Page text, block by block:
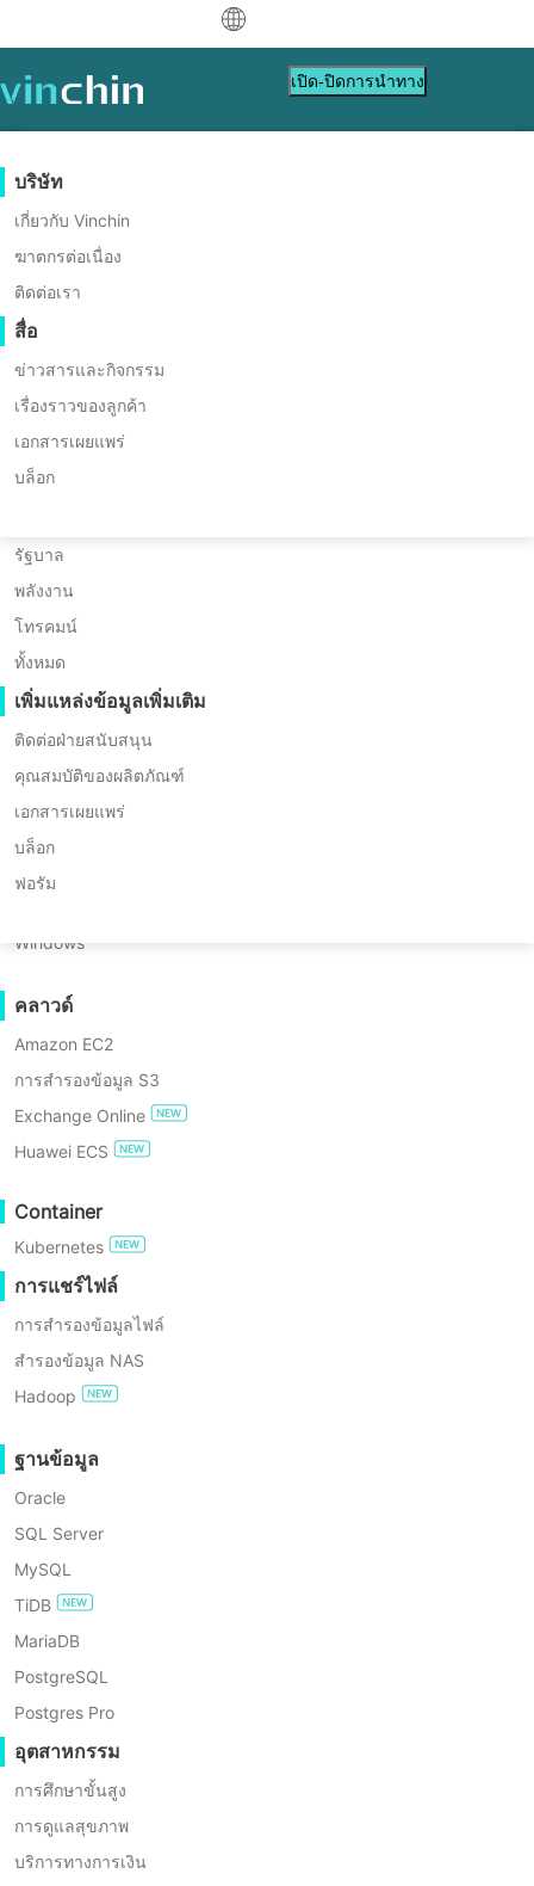
ดาวน์โหลด
การ ติดต่อ
การปกป้องข้อมูล
Backup & Recovery
การสำเนาแบบเรียลไทม์
การปกป้องข้อมูลอย่างต่อเนื่อง
คัดลอกที่นอกเว็บไซต์
การเก็บถาวร
การจัดการงาน
การเคลื่อนย้ายเวิร์กโหลด
การย้ายข้อมูล V2V
การย้ายข้อมูล P2P
การย้ายข้อมูล C2C
การย้ายข้อมูล C2V
การย้ายข้อมูล P2C
กู้คืนได้
การตรวจสอบการกู้คืนเครื่องเสมือน
การตรวจสอบการกู้คืนระบบปฏิบัติการ
ความปลอดภัยของข้อมูล
สำรองข้อมูลไปยังคลาวด์
การปฏิบัติตาม GDPR
เวอร์ชวล
VMware
Hyper-V
Proxmox
XCP-ng
oVirt
H3C CAS/UIS
ZStack
Sangfor HCI
Oracle OLVM
XenServer/Citrix Hypervisor
KayGrid
FusionOne Compute
Windows
คลาวด์
Amazon EC2
การสำรองข้อมูล S3
Exchange Online
Huawei ECS
Container
Kubernetes
การแชร์ไฟล์
การสำรองข้อมูลไฟล์
สำรองข้อมูล NAS
Hadoop
ฐานข้อมูล
Oracle
SQL Server
MySQL
TiDB
MariaDB
PostgreSQL
Postgres Pro
อุตสาหกรรม
การศึกษาขั้นสูง
การดูแลสุขภาพ
บริการทางการเงิน
แหล่งข้อมูลสนับสนุน
ฐานข้อมูลความรู้
วิดีโอสอนใช้งาน
ศูนย์ช่วยเหลือ
เหตุการณ์สด
เว็บบินาร์
การสาธิตสด
เรื่องราวของลูกค้า
บริการเทคโนโลยีสารสนเทศ
รัฐบาล
พลังงาน
โทรคมน์
ทั้งหมด
เพิ่มแหล่งข้อมูลเพิ่มเติม
ติดต่อฝ่ายสนับสนุน
คุณสมบัติของผลิตภัณฑ์
เอกสารเผยแพร่
บล็อก
ฟอรัม
การซื้อสินค้า
เรียนรู้วิธีการซื้อ
นโยบายการออกใบอนุญาต
คำถามที่พบบ่อย
ติดต่อ
ขอใบเสนอราคา
เป็นพาร์ทเนอร์
โปรแกรมพันธมิตร
เป็นพาร์ทเนอร์
ค้นหาพาร์ทเนอร์
ค้นหาพาร์ทเนอร์ในท้องถิ่น
เป็นพาร์ทเนอร์อยู่แล้วหรือไม่?
เข้าสู่ระบบพอร์ทัลพาร์ทเนอร์
บริษัท
เกี่ยวกับ Vinchin
ฆาตกรต่อเนื่อง
ติดต่อเรา
สื่อ
ข่าวสารและกิจกรรม
เรื่องราวของลูกค้า
เอกสารเผยแพร่
บล็อก
เปิด-ปิดการนำทาง
การย้ายข้อมูลจากคลาวด์ไปยัง
รวดเร็ว อัตโนมัติ ปลอดภัย
ดาวน์โหลดทดลองใช้ฟรี
Edition)
C2V (Cloud-to-Virtual) ที่กู้คืนอินสแตนซ์
รักษาความสม่ำเสมอและความต่อเนื่อง
ทางธุรกิจ ในระหว่างการโยกย้าย
แพลตฟอร์มจะปรับการกำหนดค่าและ
ดำเนินการซ่อมแซมการบูตโดยอัตโนมัติ
ข่าย) ดังนั้น VM เป้าหมายจึง "พร้อมใช้
และข้อผิดพลาดจากมนุษย์ ลดระยะเวลา
ในการโยกย้ายอย่างมีนัยสำคัญ และลด
ข้อดีหลักของการโยกย้ายด้วย